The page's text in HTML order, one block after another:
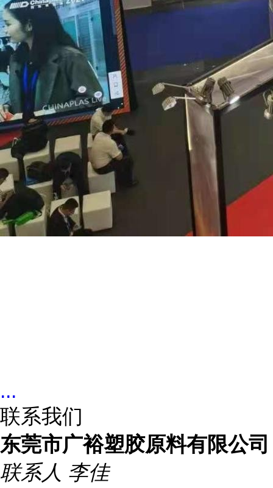
...
联系我们
东莞市广裕塑胶原料有限公司
联系人 李佳